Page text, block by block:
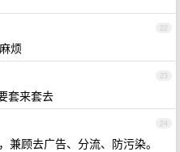
22
烦
23
套来套去
24
顾去广告、分流、防污染。